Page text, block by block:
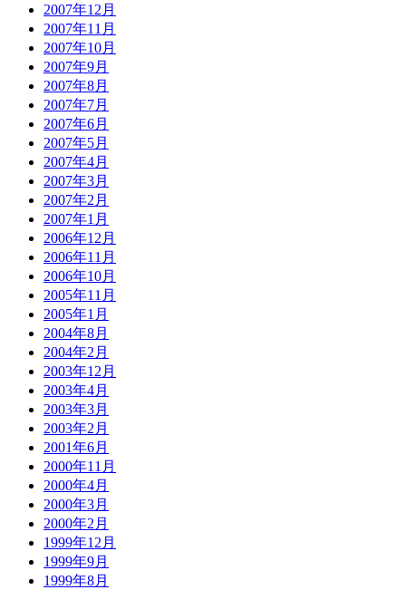
2007年12月
2007年11月
2007年10月
2007年9月
2007年8月
2007年7月
2007年6月
2007年5月
2007年4月
2007年3月
2007年2月
2007年1月
2006年12月
2006年11月
2006年10月
2005年11月
2005年1月
2004年8月
2004年2月
2003年12月
2003年4月
2003年3月
2003年2月
2001年6月
2000年11月
2000年4月
2000年3月
2000年2月
1999年12月
1999年9月
1999年8月